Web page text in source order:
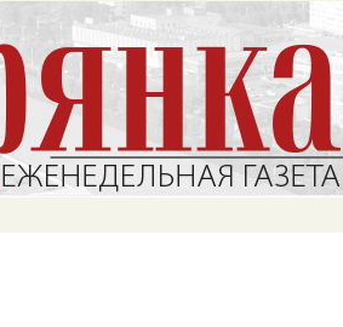
основному
содержанию